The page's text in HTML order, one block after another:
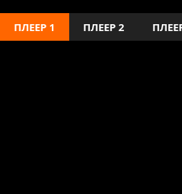
ПЛЕЕР 1 ПЛЕЕР 2